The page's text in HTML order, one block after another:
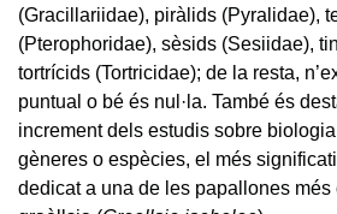
(Gracillariidae), piràlids (Pyralidae),
(Pterophoridae), sèsids (Sesiidae),
tortrícids (Tortricidae); de la resta,
puntual o bé és nul·la. També és
increment dels estudis sobre
gèneres o espècies, el més
dedicat a una de les papallones més